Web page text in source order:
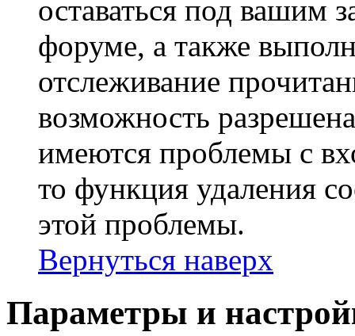
оставаться под вашим
форуме, а также
отслеживание
возможность
имеются проблемы с
то функция удаления
этой проблемы.
Вернуться наверх
Параметры и